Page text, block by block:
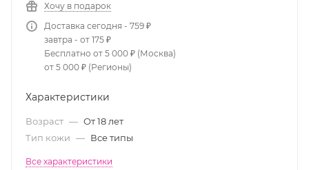
Хочу в подарок
Доставка сегодня - 759 ₽
завтра - от 175 ₽
Бесплатно от 5 000 ₽ (Москва)
от 5 000 ₽ (Регионы)
Характеристики
Возраст — От 18 лет
Тип кожи — Все типы
Все характеристики